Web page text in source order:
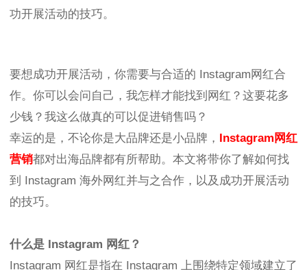
功开展活动的技巧。
要想成功开展活动，你需要与合适的 Instagram网红合
作。你可以会问自己，我怎样才能找到网红？这要花多
少钱？我这么做真的可以促进销售吗？
幸运的是，不论你是大品牌还是小品牌， Instagram网红
营销都对出海品牌都有所帮助。本文将带你了解如何找
到 Instagram 海外网红并与之合作，以及成功开展活动
的技巧。
什么是 Instagram 网红？
Instagram 网红是指在 Instagram 上围绕特定领域建立了